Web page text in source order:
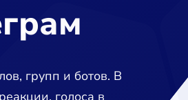
групп и ботов. В
голоса в